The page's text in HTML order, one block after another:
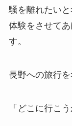
騒を離れたい
体験をさせて
す。
長野への旅行を
「どこに行こう